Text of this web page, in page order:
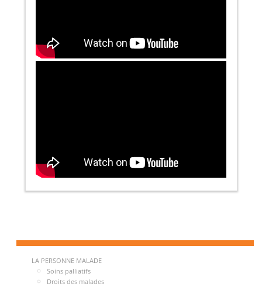
LA PERSONNE MALADE
Soins palliatifs
Droits des malades